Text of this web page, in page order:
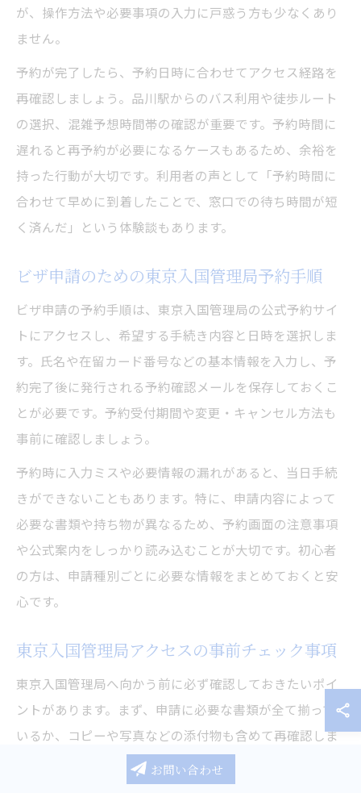
が、操作方法や必要事項の入力に戸惑う方も少なくあり
ません。
予約が完了したら、予約日時に合わせてアクセス経路を
再確認しましょう。品川駅からのバス利用や徒歩ルート
の選択、混雑予想時間帯の確認が重要です。予約時間に
遅れると再予約が必要になるケースもあるため、余裕を
持った行動が大切です。利用者の声として「予約時間に
合わせて早めに到着したことで、窓口での待ち時間が短
く済んだ」という体験談もあります。
ビザ申請のための東京入国管理局予約手順
ビザ申請の予約手順は、東京入国管理局の公式予約サイ
トにアクセスし、希望する手続き内容と日時を選択しま
す。氏名や在留カード番号などの基本情報を入力し、予
約完了後に発行される予約確認メールを保存しておくこ
とが必要です。予約受付期間や変更・キャンセル方法も
事前に確認しましょう。
予約時に入力ミスや必要情報の漏れがあると、当日手続
きができないこともあります。特に、申請内容によって
必要な書類や持ち物が異なるため、予約画面の注意事項
や公式案内をしっかり読み込むことが大切です。初心者
の方は、申請種別ごとに必要な情報をまとめておくと安
心です。
東京入国管理局アクセスの事前チェック事項
東京入国管理局へ向かう前に必ず確認しておきたいポイ
ントがあります。まず、申請に必要な書類が全て揃って
いるか、コピーや写真などの添付物も含めて再確認しま
しょう。また、当日は本人確認書類や在留カード原本、
筆記用具なども忘れずに持参してください。
お問い合わせ